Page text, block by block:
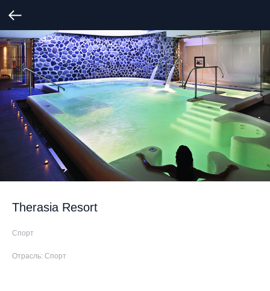
Therasia Resort
Спорт
Отрасль: Спорт